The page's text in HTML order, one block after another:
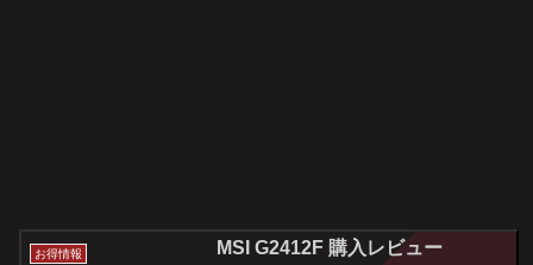
お得情報 MSI G2412F 購入レビュー